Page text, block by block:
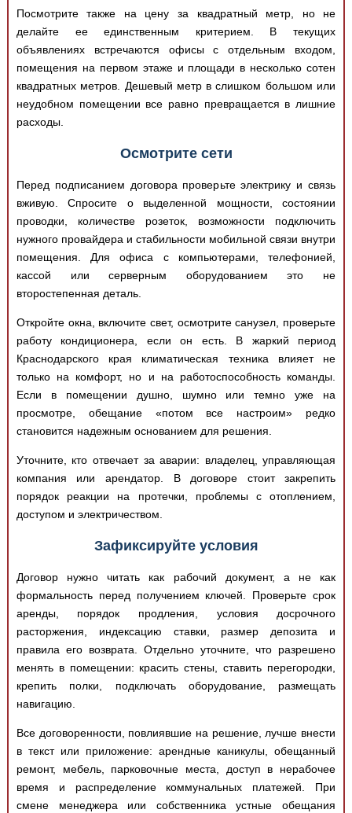
Посмотрите также на цену за квадратный метр, но не
делайте ее единственным критерием. В текущих
объявлениях встречаются офисы с отдельным входом,
помещения на первом этаже и площади в несколько сотен
квадратных метров. Дешевый метр в слишком большом или
неудобном помещении все равно превращается в лишние
расходы.
Осмотрите сети
Перед подписанием договора проверьте электрику и связь
вживую. Спросите о выделенной мощности, состоянии
проводки, количестве розеток, возможности подключить
нужного провайдера и стабильности мобильной связи внутри
помещения. Для офиса с компьютерами, телефонией,
кассой или серверным оборудованием это не
второстепенная деталь.
Откройте окна, включите свет, осмотрите санузел, проверьте
работу кондиционера, если он есть. В жаркий период
Краснодарского края климатическая техника влияет не
только на комфорт, но и на работоспособность команды.
Если в помещении душно, шумно или темно уже на
просмотре, обещание «потом все настроим» редко
становится надежным основанием для решения.
Уточните, кто отвечает за аварии: владелец, управляющая
компания или арендатор. В договоре стоит закрепить
порядок реакции на протечки, проблемы с отоплением,
доступом и электричеством.
Зафиксируйте условия
Договор нужно читать как рабочий документ, а не как
формальность перед получением ключей. Проверьте срок
аренды, порядок продления, условия досрочного
расторжения, индексацию ставки, размер депозита и
правила его возврата. Отдельно уточните, что разрешено
менять в помещении: красить стены, ставить перегородки,
крепить полки, подключать оборудование, размещать
навигацию.
Все договоренности, повлиявшие на решение, лучше внести
в текст или приложение: арендные каникулы, обещанный
ремонт, мебель, парковочные места, доступ в нерабочее
время и распределение коммунальных платежей. При
смене менеджера или собственника устные обещания